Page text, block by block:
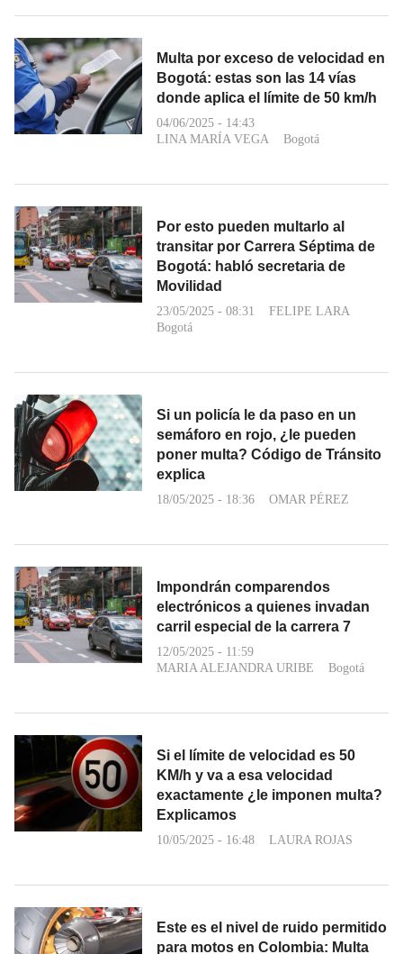
Multa por exceso de velocidad en
Bogotá: estas son las 14 vías
donde aplica el límite de 50 km/h
04/06/2025 - 14:43
LINA MARÍA VEGA
Bogotá
Por esto pueden multarlo al
transitar por Carrera Séptima de
Bogotá: habló secretaria de
Movilidad
23/05/2025 - 08:31
FELIPE LARA
Bogotá
Si un policía le da paso en un
semáforo en rojo, ¿le pueden
poner multa? Código de Tránsito
explica
18/05/2025 - 18:36 OMAR PÉREZ
Impondrán comparendos
electrónicos a quienes invadan
carril especial de la carrera 7
12/05/2025 - 11:59
MARIA ALEJANDRA URIBE
Bogotá
Si el límite de velocidad es 50
KM/h y va a esa velocidad
exactamente ¿le imponen multa?
Explicamos
10/05/2025 - 16:48 LAURA ROJAS
Este es el nivel de ruido permitido
para motos en Colombia: Multa